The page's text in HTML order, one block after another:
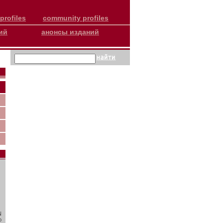
community profiles
анонсы изданий